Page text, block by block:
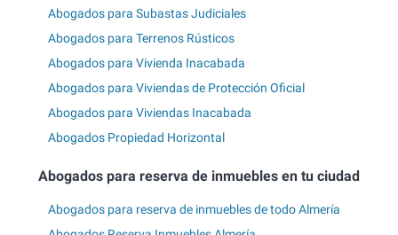
Abogados para Subastas Judiciales
Abogados para Terrenos Rústicos
Abogados para Vivienda Inacabada
Abogados para Viviendas de Protección Oficial
Abogados para Viviendas Inacabada
Abogados Propiedad Horizontal
Abogados para reserva de inmuebles en tu ciudad
Abogados para reserva de inmuebles de todo Almería